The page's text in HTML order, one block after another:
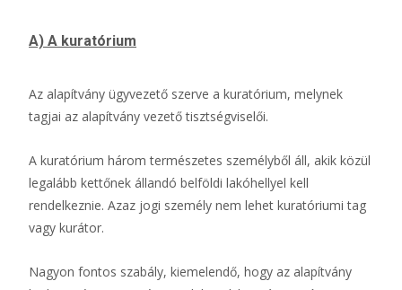
A) A kuratórium
Az alapítvány ügyvezető szerve a kuratórium, melynek
tagjai az alapítvány vezető tisztségviselői.
A kuratórium három természetes személyből áll, akik közül
legalább kettőnek állandó belföldi lakóhellyel kell
rendelkeznie. Azaz jogi személy nem lehet kuratóriumi tag
vagy kurátor.
Nagyon fontos szabály, kiemelendő, hogy az alapítvány